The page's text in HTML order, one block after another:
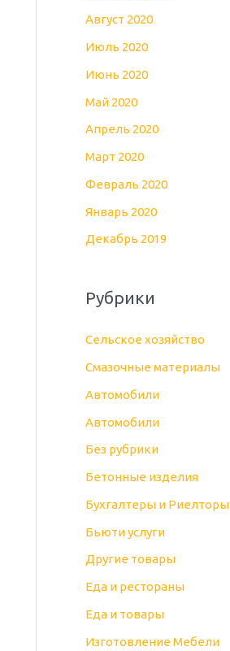
Август 2020
Июль 2020
Июнь 2020
Май 2020
Апрель 2020
Март 2020
Февраль 2020
Январь 2020
Декабрь 2019
Рубрики
Cельское хозяйство
Cмазочные материалы
Автомобили
Автомобили
Без рубрики
Бетонные изделия
Бухгалтеры и Риелторы
Бьюти услуги
Другие товары
Еда и рестораны
Еда и товары
Изготовление Мебели